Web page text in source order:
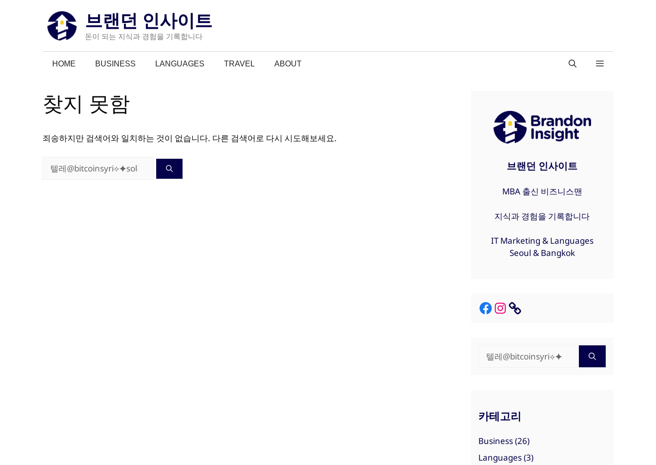
브랜던 인사이트
돈이 되는 지식과 경험을 기록합니다
HOME BUSINESS LANGUAGES TRAVEL ABOUT
찾지 못함
죄송하지만 검색어와 일치하는 것이 없습니다. 다른 검색어로 다시 시도해보세요.
색:
브랜던 인사이트
MBA 출신 비즈니스맨
지식과 경험을 기록합니다
IT Marketing & Languages
Seoul & Bangkok
Facebook
Instagram
Link
색:
카테고리
Business(26)
Languages(3)